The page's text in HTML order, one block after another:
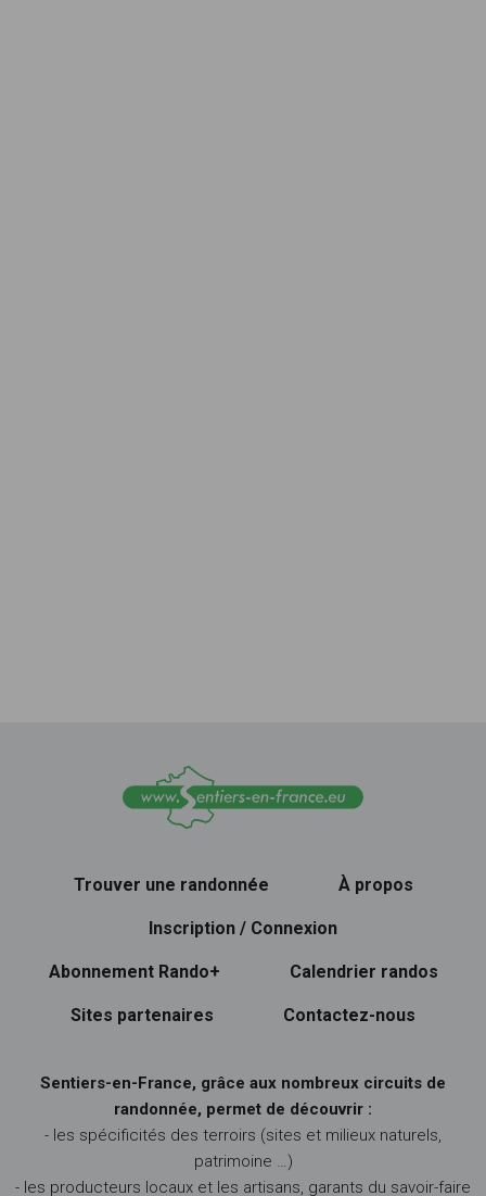
Trouver une randonnée À propos
Inscription / Connexion
Abonnement Rando+ Calendrier randos
Sites partenaires Contactez-nous
Sentiers-en-France, grâce aux nombreux circuits de
randonnée, permet de découvrir :
- les spécificités des terroirs (sites et milieux naturels,
patrimoine …)
- les producteurs locaux et les artisans, garants du savoir-faire